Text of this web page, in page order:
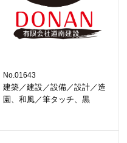
No.01643
建築／建設／設備／設計／造
園、和風／筆タッチ、黒